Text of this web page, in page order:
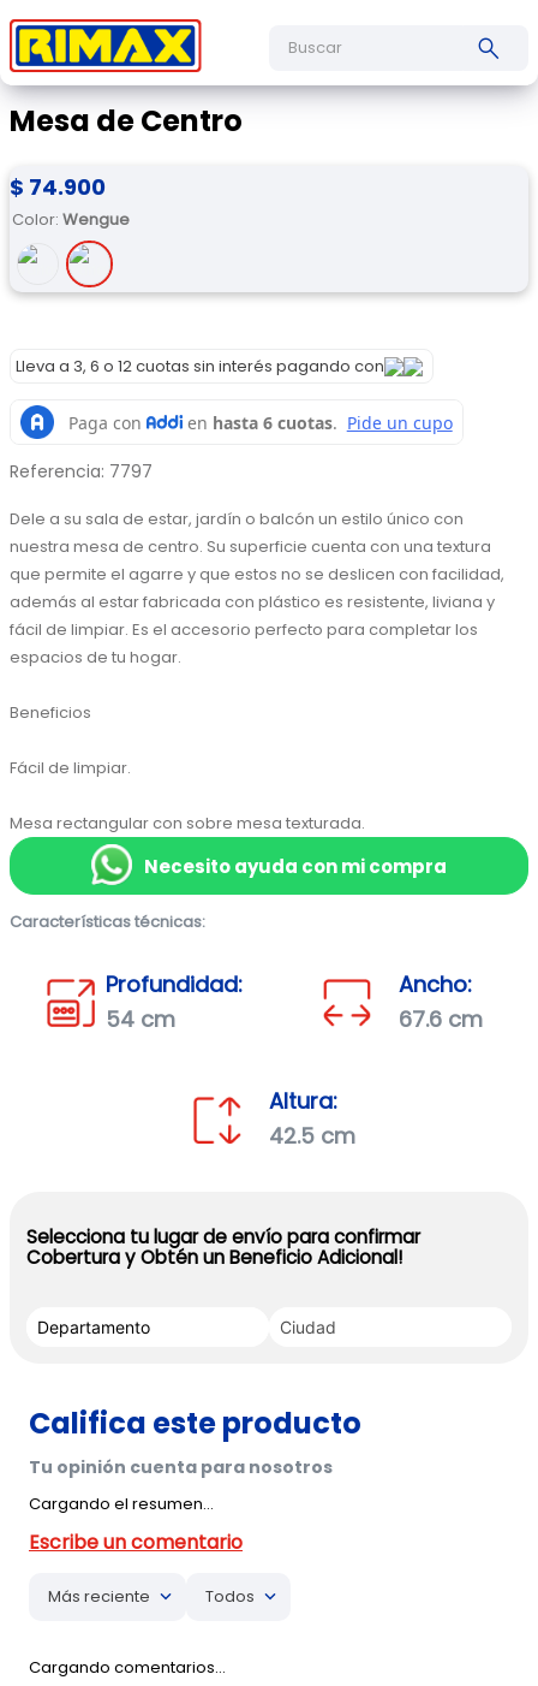
Mesa de Centro
$ 74.900
Color: Wengue
Lleva a 3, 6 o 12 cuotas sin interés pagando con
Referencia: 7797
Dele a su sala de estar, jardín o balcón un estilo único con
nuestra mesa de centro. Su superficie cuenta con una textura
que permite el agarre y que estos no se deslicen con facilidad,
además al estar fabricada con plástico es resistente, liviana y
fácil de limpiar. Es el accesorio perfecto para completar los
espacios de tu hogar.
Beneficios
Fácil de limpiar.
Mesa rectangular con sobre mesa texturada.
Necesito ayuda con mi compra
Características técnicas:
Profundidad:
54 cm
Ancho:
67.6 cm
Altura:
42.5 cm
Selecciona tu lugar de envío para confirmar
Cobertura y Obtén un Beneficio Adicional!
Cargando el resumen…
Más reciente Todos
Cargando comentarios…